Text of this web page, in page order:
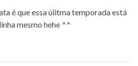
é que essa úlitma temporada está
mesmo hehe ^^